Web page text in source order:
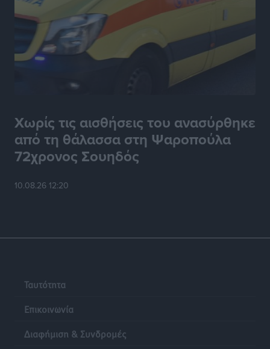
Χωρίς τις αισθήσεις του ανασύρθηκε
από τη θάλασσα στη Ψαροπούλα
72χρονος Σουηδός
10.08.26 12:20
Ταυτότητα
Επικοινωνία
Διαφήμιση & Συνδρομές